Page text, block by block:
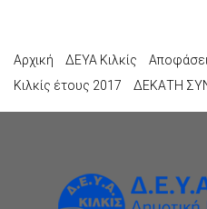
Αρχική ΔΕΥΑ Κιλκίς
Κιλκίς έτους 2017
ΔΕΚΑΤΗ